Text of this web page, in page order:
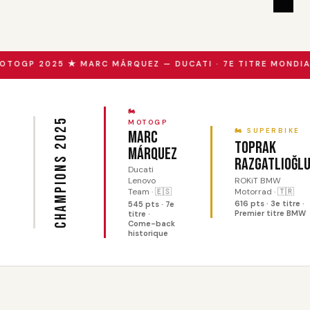
2025 ★ MARC MÁRQUEZ — DUCATI · 7E TITRE
Champions 2025
🏍
MOTOGP
Marc
Márquez
Ducati
Lenovo
Team · 🇪🇸
545 pts · 7e
titre ·
Come-back
historique
🏍 SUPERBIKE
Toprak
Razgatlıoğlu
ROKiT BMW
Motorrad · 🇹🇷
616 pts · 3e titre ·
Premier titre BMW